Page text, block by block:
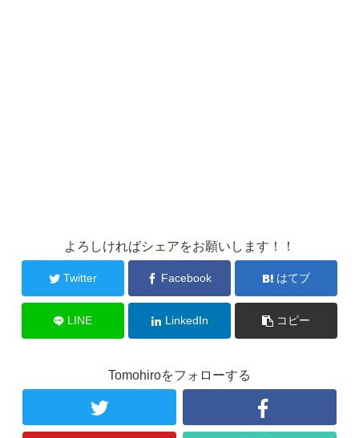
よろしければシェアをお願いします！！
Twitter Facebook はてブ
LINE LinkedIn コピー
Tomohiroをフォローする